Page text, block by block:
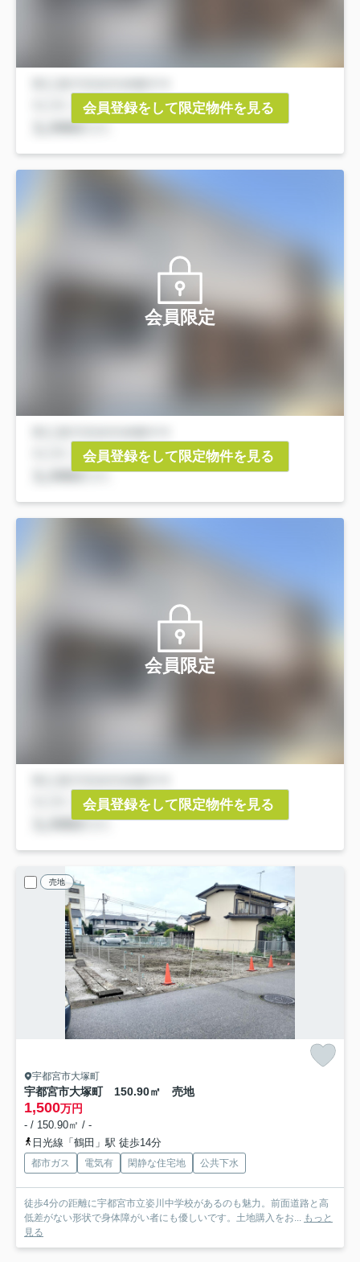
会員登録をして限定物件を見る
会員限定
会員登録をして限定物件を見る
会員限定
会員登録をして限定物件を見る
売地
宇都宮市大塚町
宇都宮市大塚町 150.90㎡ 売地
1,500万円
- / 150.90㎡ / -
日光線「鶴田」駅 徒歩14分
都市ガス 電気有 閑静な住宅地 公共下水
徒歩4分の距離に宇都宮市立姿川中学校があるのも魅力。前面道路と高
低差がない形状で身体障がい者にも優しいです。土地購入をお... もっと
見る